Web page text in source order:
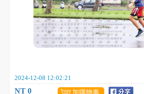
2024-12-08 12:02:21
NT 0 加購物車